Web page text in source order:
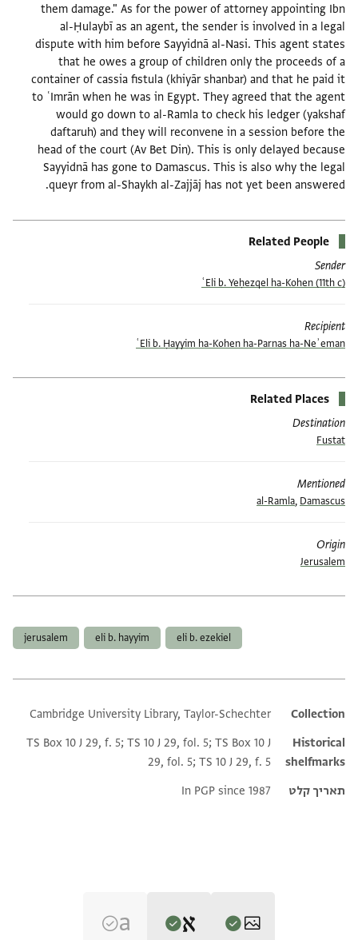
them damage." As for the power of attorney appointing Ibn
al-Ḥulaybī as an agent, the sender is involved in a legal
dispute with him before Sayyidnā al-Nasi. This agent states
that he owes a group of children only the proceeds of a
container of cassia fistula (khiyār shanbar) and that he paid it
to ʿImrān when he was in Egypt. They agreed that the agent
would go down to al-Ramla to check his ledger (yakshaf
daftaruh) and they will reconvene in a session before the
head of the court (Av Bet Din). This is only delayed because
Sayyidnā has gone to Damascus. This is also why the legal
queyr from al-Shaykh al-Zajjāj has not yet been answered.
Related People
Sender
ʿEli b. Yeḥezqel ha-Kohen (11th c)
Recipient
ʿEli b. Ḥayyim ha-Kohen ha-Parnas ha-Neʾeman
Related Places
Destination
Fustat
Mentioned
al-Ramla ,Damascus
Origin
Jerusalem
eli b. ezekiel
eli b. hayyim
jerusalem
Additional metadata
Collection
Cambridge University Library, Taylor-Schechter
Historical
shelfmarks
TS Box 10 J 29, f. 5; TS 10 J 29, fol. 5; TS Box 10 J
29, fol. 5; TS 10 J 29, f. 5
תאריך קלט
In PGP since 1987